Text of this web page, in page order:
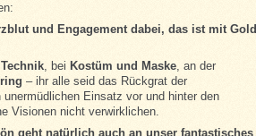
und Engagement dabei, das ist mit Gold
Technik, bei Kostüm und Maske, an der
– ihr alle seid das Rückgrat der
unermüdlichen Einsatz vor und hinter den
Visionen nicht verwirklichen.
geht natürlich auch an unser fantastisches